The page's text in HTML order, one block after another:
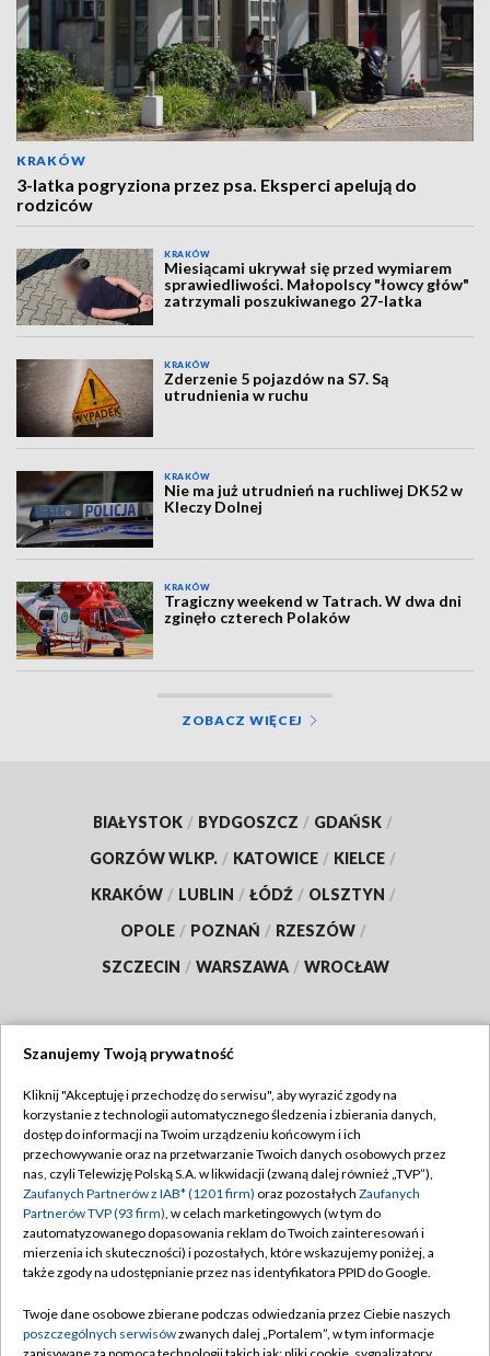
KRAKÓW
3-latka pogryziona przez psa. Eksperci apelują do
rodziców
KRAKÓW
Miesiącami ukrywał się przed wymiarem
sprawiedliwości. Małopolscy "łowcy głów"
zatrzymali poszukiwanego 27-latka
KRAKÓW
Zderzenie 5 pojazdów na S7. Są
utrudnienia w ruchu
KRAKÓW
Nie ma już utrudnień na ruchliwej DK52 w
Kleczy Dolnej
KRAKÓW
Tragiczny weekend w Tatrach. W dwa dni
zginęło czterech Polaków
ZOBACZ WIĘCEJ
BIAŁYSTOK / BYDGOSZCZ / GDAŃSK /
GORZÓW WLKP. / KATOWICE / KIELCE /
KRAKÓW / LUBLIN / ŁÓDŹ / OLSZTYN /
OPOLE / POZNAŃ / RZESZÓW /
SZCZECIN / WARSZAWA / WROCŁAW
TVP
Abonament TVP
Emisja w TVP
Centrum informacji TVP
Naziemna Telewizja Cyfrowa
Rada Programowa
Regulamin TVP
Polityka prywatności
Moje zgody
Pomoc
Kontakt
Szanujemy Twoją prywatność
Kliknij "Akceptuję i przechodzę do serwisu", aby wyrazić zgody na
korzystanie z technologii automatycznego śledzenia i zbierania danych,
dostęp do informacji na Twoim urządzeniu końcowym i ich
przechowywanie oraz na przetwarzanie Twoich danych osobowych przez
nas, czyli Telewizję Polską S.A. w likwidacji (zwaną dalej również „TVP”),
Zaufanych Partnerów z IAB* (1201 firm) oraz pozostałych Zaufanych
Partnerów TVP (93 firm), w celach marketingowych (w tym do
zautomatyzowanego dopasowania reklam do Twoich zainteresowań i
mierzenia ich skuteczności) i pozostałych, które wskazujemy poniżej, a
także zgody na udostępnianie przez nas identyfikatora PPID do Google.
Twoje dane osobowe zbierane podczas odwiedzania przez Ciebie naszych
poszczególnych serwisówzwanych dalej „Portalem”, w tym informacje